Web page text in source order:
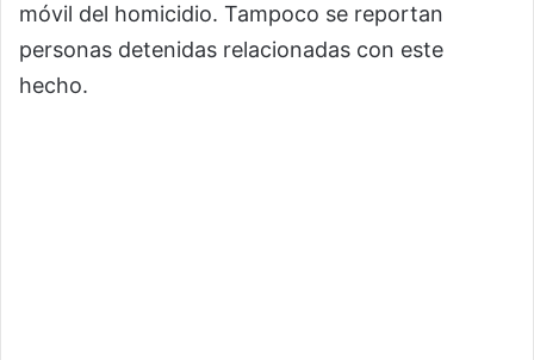
móvil del homicidio. Tampoco se reportan
personas detenidas relacionadas con este
hecho.